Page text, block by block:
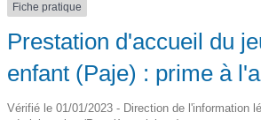
Fiche pratique
Prestation d'accueil du
enfant (Paje) : prime à
Vérifié le 01/01/2023 - Direction de l'information